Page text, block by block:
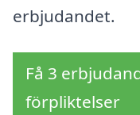
erbjudandet.
Få 3
förpliktelser